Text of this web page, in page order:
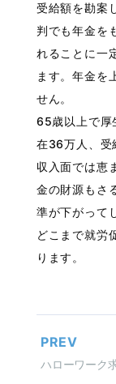
受給額を勘案
判でも年金を
れることに一
ます。年金を
せん。
65歳以上で厚
在36万人、受
収入面では恵
金の財源もさ
準が下がって
どこまで就労
ります。
PREV